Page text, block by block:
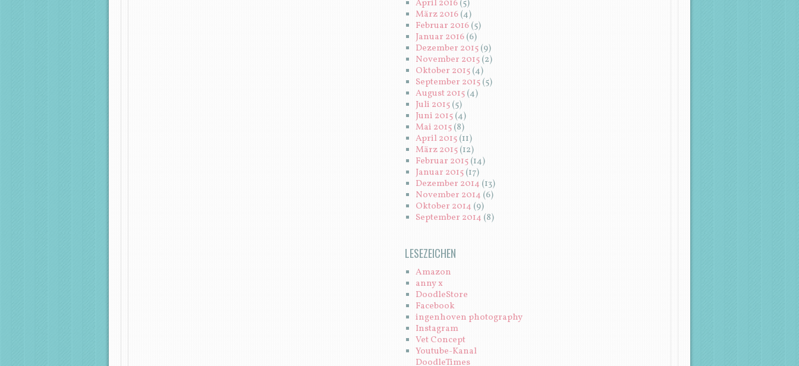
April 2016(5)
März 2016(4)
Februar 2016(5)
Januar 2016(6)
Dezember 2015(9)
November 2015(2)
Oktober 2015(4)
September 2015(5)
August 2015(4)
Juli 2015(5)
Juni 2015(4)
Mai 2015(8)
April 2015(11)
März 2015(12)
Februar 2015(14)
Januar 2015(17)
Dezember 2014 (13)
November 2014 (6)
Oktober 2014 (9)
September 2014 (8)
LESEZEICHEN
Amazon
anny x
DoodleStore
Facebook
ingenhoven photography
Instagram
Vet Concept
Youtube-Kanal
DoodleTimes